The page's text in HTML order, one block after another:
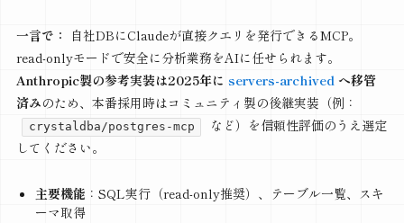
一言で：
自社DBにClaudeが直接クエリを発行できるMCP。
read-onlyモードで安全に分析業務をAIに任せられます。
Anthropic製の参考実装は2025年に servers-archivedへ移管
済みのため、本番採用時はコミュニティ製の後継実装（例：
crystaldba/postgres-mcp
など）を信頼性評価のうえ選定
してください。
主要機能 ：SQL実行（read-only推奨）、テーブル一覧、スキ
ーマ取得